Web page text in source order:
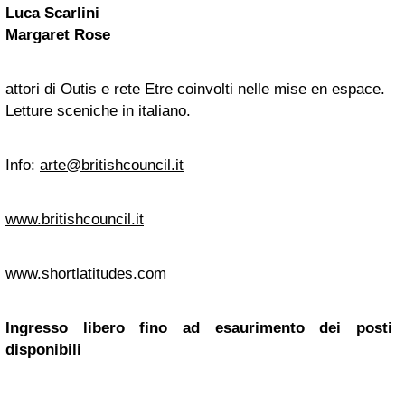
Luca Scarlini
Margaret Rose
attori di Outis e rete Etre coinvolti nelle mise en espace.
Letture sceniche in italiano.
Info: arte@britishcouncil.it
www.britishcouncil.it
www.shortlatitudes.com
Ingresso libero fino ad esaurimento dei posti
disponibili